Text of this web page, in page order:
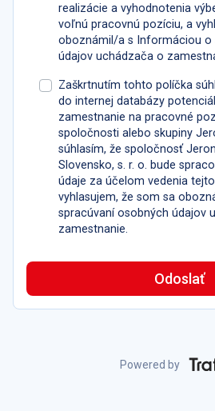
realizácie a vyhodnotenia
voľnú pracovnú pozíciu, a
oboznámil/a s Informáciou o
údajov uchádzača o
Zaškrtnutím tohto políčka
do internej databázy
zamestnanie na pracovné
spoločnosti alebo skupiny
súhlasím, že spoločnosť
Slovensko, s. r. o. bude
údaje za účelom vedenia
vyhlasujem, že som sa
spracúvaní osobných údajov
zamestnanie.
Odoslať
Powered by